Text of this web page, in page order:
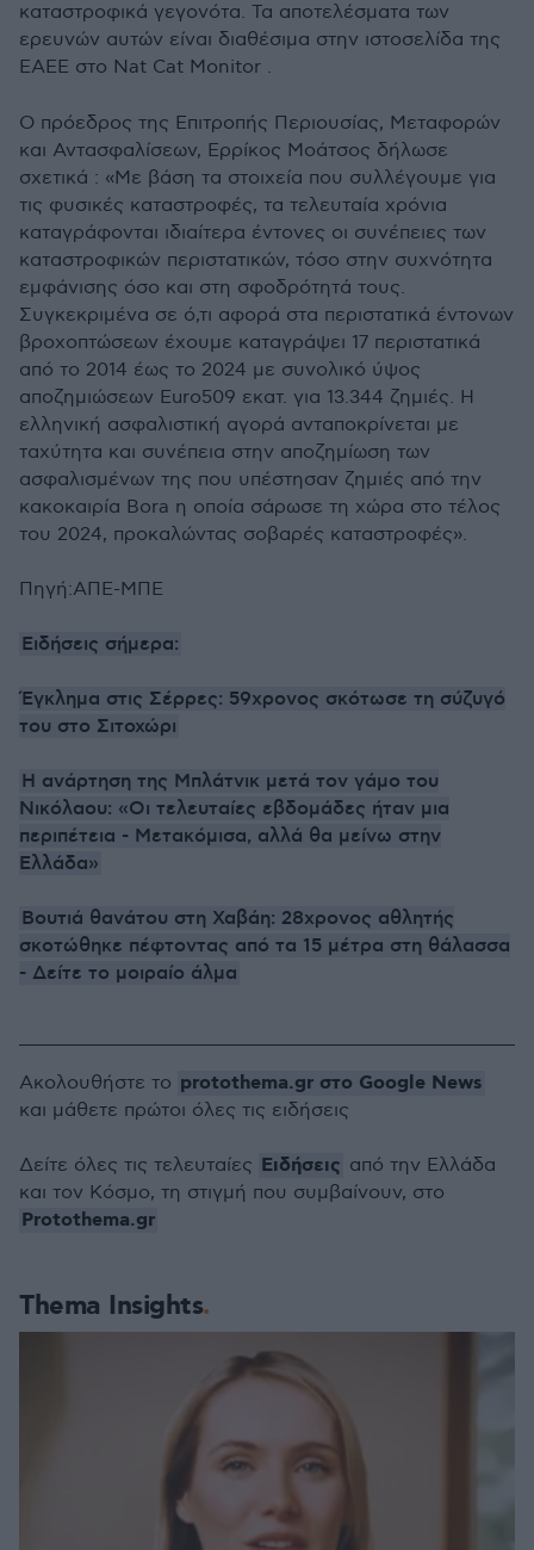
καταστροφικά γεγονότα. Τα αποτελέσματα των
ερευνών αυτών είναι διαθέσιμα στην ιστοσελίδα της
ΕΑΕΕ στο Nat Cat Monitor .
Ο πρόεδρος της Επιτροπής Περιουσίας, Μεταφορών
και Αντασφαλίσεων, Ερρίκος Μοάτσος δήλωσε
σχετικά : «Με βάση τα στοιχεία που συλλέγουμε για
τις φυσικές καταστροφές, τα τελευταία χρόνια
καταγράφονται ιδιαίτερα έντονες οι συνέπειες των
καταστροφικών περιστατικών, τόσο στην συχνότητα
εμφάνισης όσο και στη σφοδρότητά τους.
Συγκεκριμένα σε ό,τι αφορά στα περιστατικά έντονων
βροχοπτώσεων έχουμε καταγράψει 17 περιστατικά
από το 2014 έως το 2024 με συνολικό ύψος
αποζημιώσεων Euro509 εκατ. για 13.344 ζημιές. Η
ελληνική ασφαλιστική αγορά ανταποκρίνεται με
ταχύτητα και συνέπεια στην αποζημίωση των
ασφαλισμένων της που υπέστησαν ζημιές από την
κακοκαιρία Bora η οποία σάρωσε τη χώρα στο τέλος
του 2024, προκαλώντας σοβαρές καταστροφές».
Πηγή:ΑΠΕ-ΜΠΕ
Ειδήσεις σήμερα:
Έγκλημα στις Σέρρες: 59χρονος σκότωσε τη σύζυγό
του στο Σιτοχώρι
Η ανάρτηση της Μπλάτνικ μετά τον γάμο του
Νικόλαου: «Οι τελευταίες εβδομάδες ήταν μια
περιπέτεια - Μετακόμισα, αλλά θα μείνω στην
Ελλάδα»
Βουτιά θανάτου στη Χαβάη: 28χρονος αθλητής
σκοτώθηκε πέφτοντας από τα 15 μέτρα στη θάλασσα
- Δείτε το μοιραίο άλμα
Thema Insights
Ακολουθήστε το protothema.gr στο Google News
και μάθετε πρώτοι όλες τις ειδήσεις
Δείτε όλες τις τελευταίες Ειδήσεις από την Ελλάδα
και τον Κόσμο, τη στιγμή που συμβαίνουν, στο
Protothema.gr